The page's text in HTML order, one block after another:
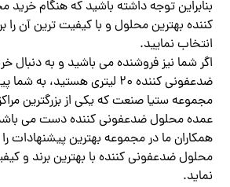
بنابراین توجه داشته باشید که هنگام
کننده بهترین محلول و با کیفیت ترین آن را
انتخاب نمایید.
اگر شما نیز فروشنده می باشید و به دنبال
ضدعفونی کننده ۲۰ لیتری هستید،
مجموعه ستیا صنعت که یکی از بزرگترین
عمده محلول ضدعفونی کننده دست می
همکاران ما در مجموعه بهترین پیشنهادات
محلول ضدعفونی کننده با بهترین برند و
نماید.